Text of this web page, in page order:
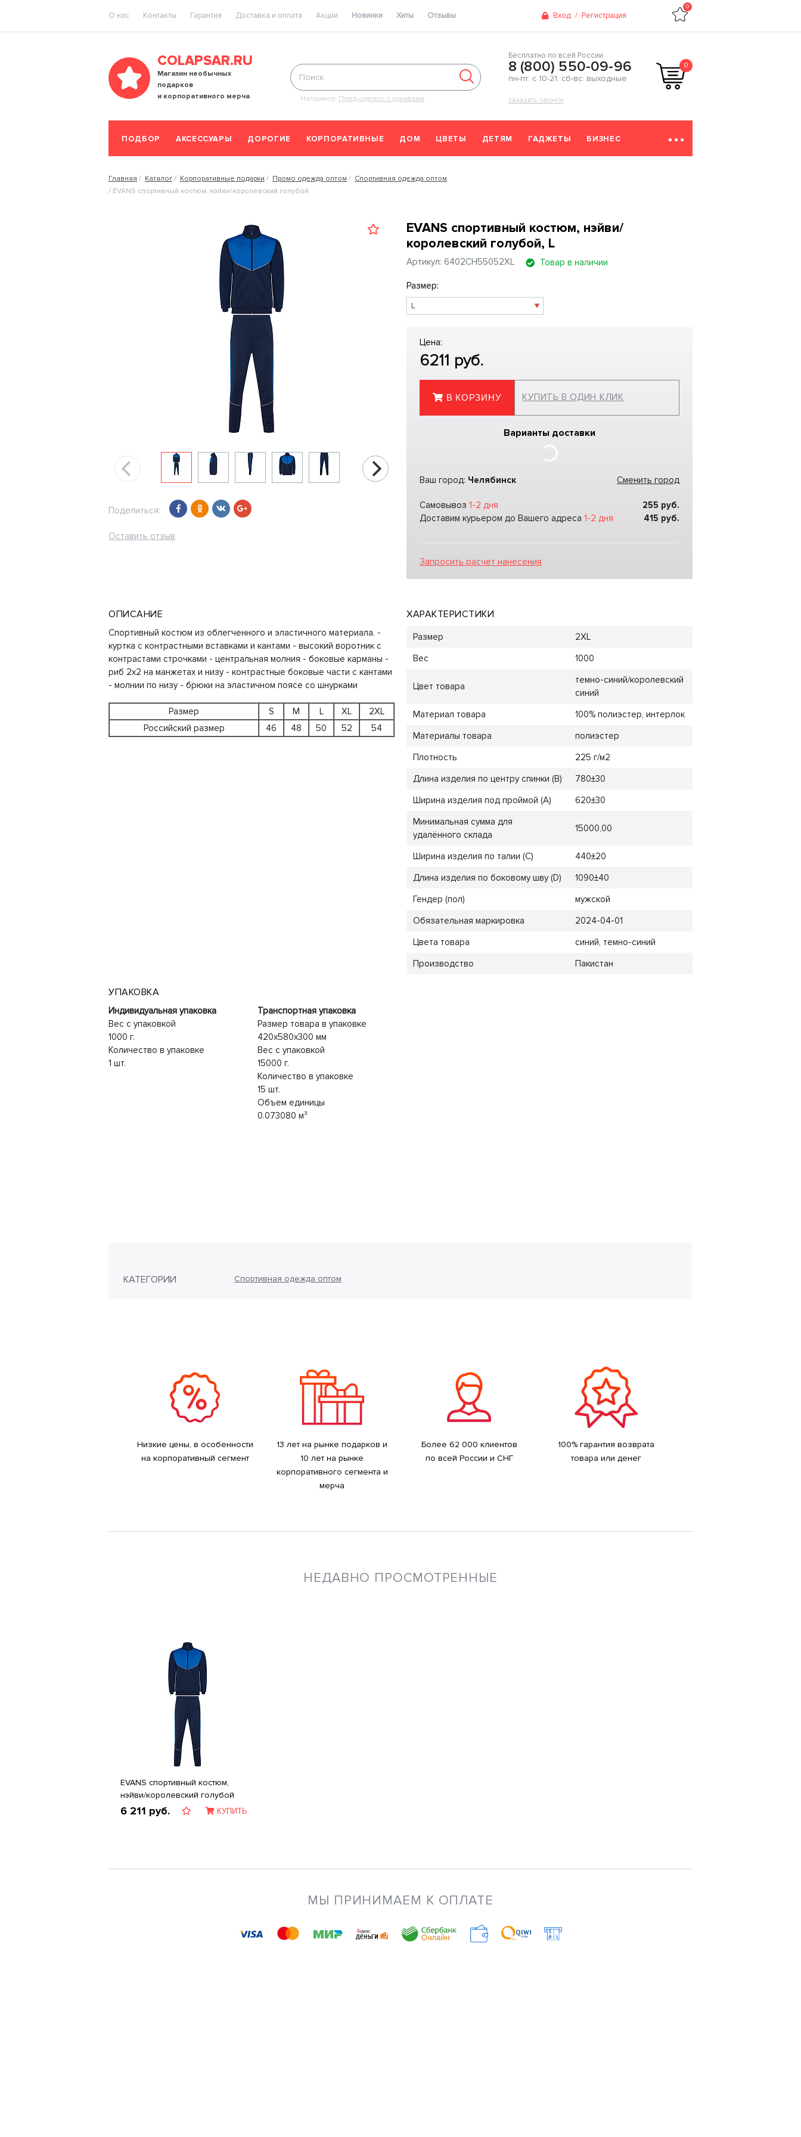
O нас Контакты Гарантия Доставка и оплата Акции Новинки Хиты Отзывы Вход / Регистрация
0
COLAPSAR.RU
Магазин необычных
подарков
и корпоративного мерча
Например: Плед-одеяло с рукавами
Бесплатно по всей России
8 (800) 550-09-96
пн-пт: с 10-21, сб-вс: выходные
ЗАКАЗАТЬ ЗВОНОК
0
ПОДБОР АКСЕССУАРЫ ДОРОГИЕ КОРПОРАТИВНЫЕ ДОМ ЦВЕТЫ ДЕТЯМ ГАДЖЕТЫ БИЗНЕС
Главная Каталог Корпоративные подарки Промо одежда оптом
Спортивная одежда оптом
EVANS спортивный костюм, нэйви/королевский голубой
Поделиться:
Оставить отзыв
EVANS спортивный костюм, нэйви/
королевский голубой, L
Артикул: 6402CH55052XL Товар в наличии
Размер:
Цена:
6211 руб.
В КОРЗИНУ КУПИТЬ В ОДИН КЛИК
Варианты доставки
Ваш город: Челябинск Сменить город
Самовывоз 1-2 дня 255 руб.
Доставим курьером до Вашего адреса 1-2 дня 415 руб.
Запросить расчет нанесения
ОПИСАНИЕ
Спортивный костюм из облегченного и эластичного материала. -
куртка с контрастными вставками и кантами - высокий воротник с
контрастами строчками - центральная молния - боковые карманы -
риб 2х2 на манжетах и низу - контрастные боковые части с кантами
- молнии по низу - брюки на эластичном поясе со шнурками
Размер S M L XL
2XL
Российский размер
46 48 50 52 54
ХАРАКТЕРИСТИКИ
Размер
2XL
Вес
1000
Цвет товара
темно-синий/королевский
синий
Материал товара
100% полиэстер, интерлок
Материалы товара
полиэстер
Плотность
225 г/м2
Длина изделия по центру спинки (B)
780±30
Ширина изделия под проймой (A)
620±30
Минимальная сумма для
удалённого склада
15000,00
Ширина изделия по талии (C)
440±20
Длина изделия по боковому шву (D)
1090±40
Гендер (пол)
мужской
Обязательная маркировка
2024-04-01
Цвета товара
синий, темно-синий
Производство
Пакистан
УПАКОВКА
Индивидуальная упаковка
Вес с упаковкой
1000 г.
Количество в упаковке
1 шт.
Транспортная упаковка
Размер товара в упаковке
420x580x300 мм
Вес с упаковкой
15000 г.
Количество в упаковке
15 шт.
Объем единицы
0.073080 м³
КАТЕГОРИИ Спортивная одежда оптом
Низкие цены, в особенности
на корпоративный сегмент
13 лет на рынке подарков и
10 лет на рынке
корпоративного сегмента и
мерча
Более 62 000 клиентов
по всей России и СНГ
100% гарантия возврата
товара или денег
НЕДАВНО ПРОСМОТРЕННЫЕ
EVANS спортивный костюм,
нэйви/королевский голубой
6 211 руб. КУПИТЬ
МЫ ПРИНИМАЕМ К ОПЛАТЕ